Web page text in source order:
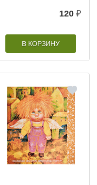
120 ₽
В КОРЗИНУ